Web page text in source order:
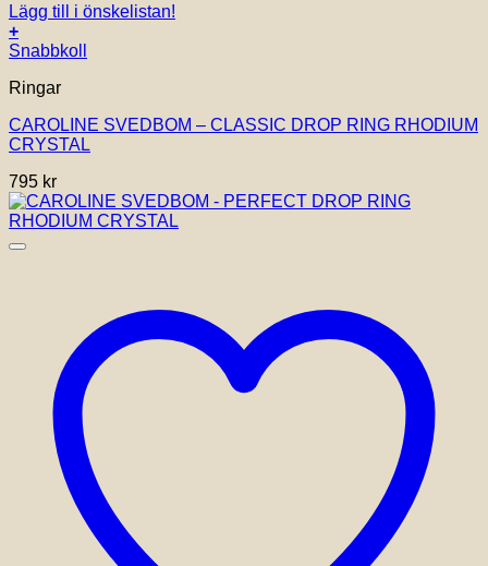
Lägg till i önskelistan!
+
Snabbkoll
Ringar
CAROLINE SVEDBOM – CLASSIC DROP RING RHODIUM
CRYSTAL
795 kr